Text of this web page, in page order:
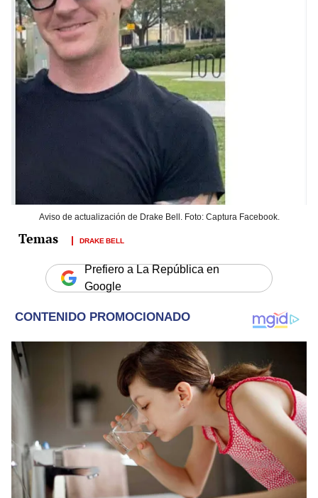
Aviso de actualización de Drake Bell. Foto: Captura Facebook.
DRAKE BELL
Prefiero a La República en
Google